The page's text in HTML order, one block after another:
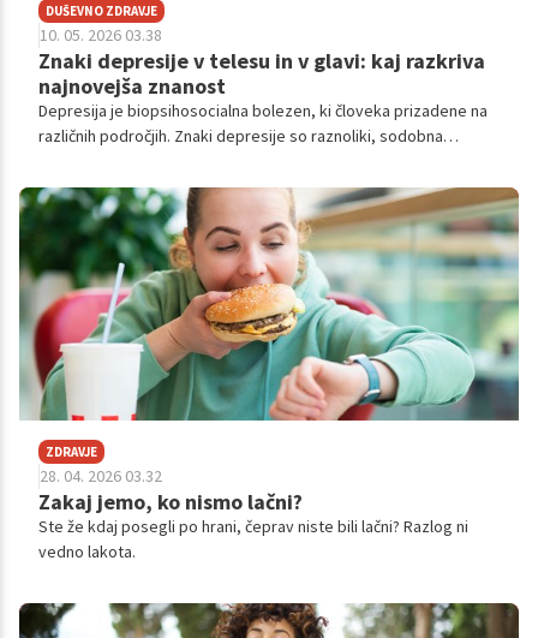
DUŠEVNO ZDRAVJE
10. 05. 2026 03.38
Znaki depresije v telesu in v glavi: kaj razkriva
najnovejša znanost
Depresija je biopsihosocialna bolezen, ki človeka prizadene na
različnih področjih. Znaki depresije so raznoliki, sodobna
kortizola do mikrobov v črevesju in tega, kakšni vzorci se
pojavljajo v mislih.
ZDRAVJE
28. 04. 2026 03.32
Zakaj jemo, ko nismo lačni?
Ste že kdaj posegli po hrani, čeprav niste bili lačni? Razlog ni
vedno lakota.